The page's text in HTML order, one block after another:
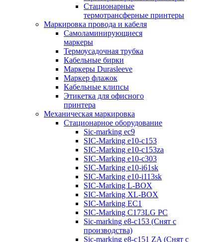
Стационарные
термотрансферные принтеры
Маркировка провода и кабеля
Самоламинирующиеся
маркеры
Термоусадочная трубка
Кабельные бирки
Маркеры Durasleeve
Маркер флажок
Кабельные клипсы
Этикетка для офисного
принтера
Механическая маркировка
Стационарное оборудование
Sic-marking ec9
SIC-Marking e10-c153
SIC-Marking e10-c153za
SIC-Marking e10-c303
SIC-Marking e10-i61sk
SIC-Marking e10-i113sk
SIC-Marking L-BOX
SIC-Marking XL-BOX
SIC-Marking EC1
SIC-Marking C173LG PC
Sic-marking e8-c153 (Снят с
производства)
Sic-marking e8-c151 ZA (Снят с